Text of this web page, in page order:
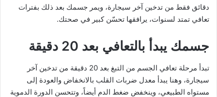
دقائق فقط من تدخين آخر سيجارة، ويمر جسمك بعد ذلك بفترات
تعافي تمتد لسنوات، يرافقها تحسّن كبير في صحتك.
جسمك يبدأ بالتعافي بعد 20 دقيقة
تبدأ مرحلة تعافي الجسم من التبغ بعد 20 دقيقة من تدخين آخر
سيجارة، وهنا يبدأ معدل ضربات القلب بالانخفاض والعودة إلى
مستواه الطبيعي، وينخفض ضغط الدم أيضاً، وتتحسن الدورة الدموية